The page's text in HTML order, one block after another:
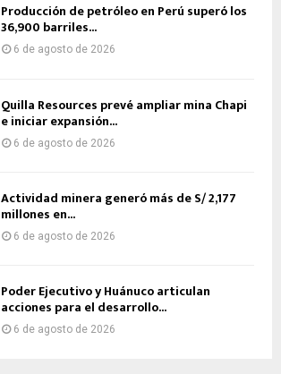
Producción de petróleo en Perú superó los
36,900 barriles...
6 de agosto de 2026
Quilla Resources prevé ampliar mina Chapi
e iniciar expansión...
6 de agosto de 2026
Actividad minera generó más de S/ 2,177
millones en...
6 de agosto de 2026
Poder Ejecutivo y Huánuco articulan
acciones para el desarrollo...
6 de agosto de 2026